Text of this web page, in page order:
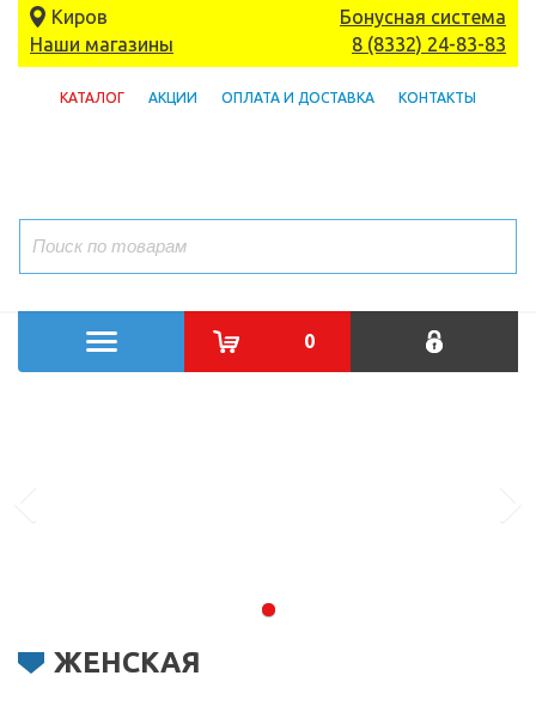
Киров
Наши магазины
Бонусная система
8 (8332) 24-83-83
КАТАЛОГ АКЦИИ ОПЛАТА И ДОСТАВКА КОНТАКТЫ
0
ЖЕНСКАЯ